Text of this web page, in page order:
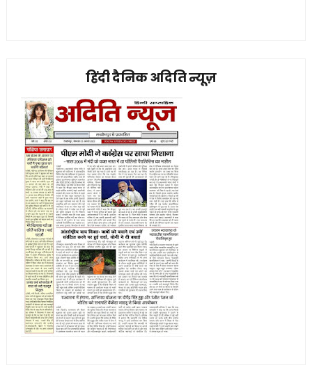
हिंदी दैनिक अदिति न्यूज़